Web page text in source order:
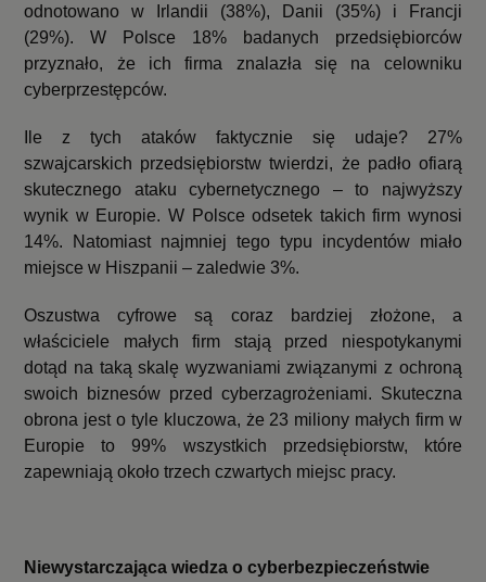
odnotowano w Irlandii (38%), Danii (35%) i Francji
(29%). W Polsce 18% badanych przedsiębiorców
przyznało, że ich firma znalazła się na celowniku
cyberprzestępców.
Ile z tych ataków faktycznie się udaje? 27%
szwajcarskich przedsiębiorstw twierdzi, że padło ofiarą
skutecznego ataku cybernetycznego – to najwyższy
wynik w Europie. W Polsce odsetek takich firm wynosi
14%. Natomiast najmniej tego typu incydentów miało
miejsce w Hiszpanii – zaledwie 3%.
Oszustwa cyfrowe są coraz bardziej złożone, a
właściciele małych firm stają przed niespotykanymi
dotąd na taką skalę wyzwaniami związanymi z ochroną
swoich biznesów przed cyberzagrożeniami. Skuteczna
obrona jest o tyle kluczowa, że 23 miliony małych firm w
Europie to 99% wszystkich przedsiębiorstw, które
zapewniają około trzech czwartych miejsc pracy.
Niewystarczająca wiedza o cyberbezpieczeństwie